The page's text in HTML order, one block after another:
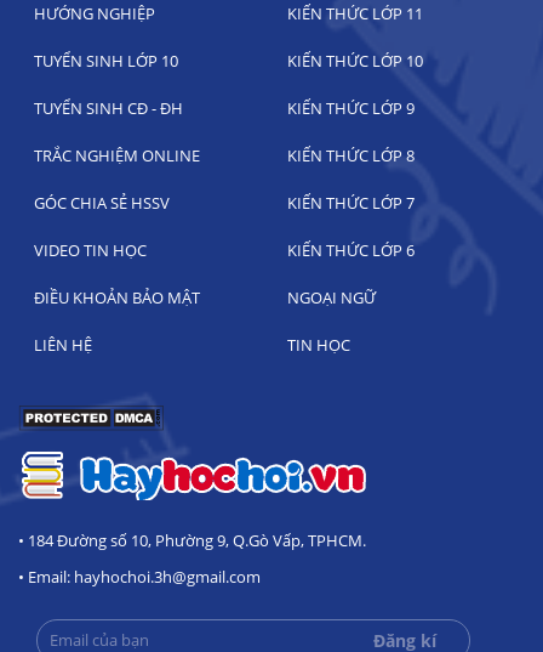
HƯỚNG NGHIỆP KIẾN THỨC LỚP 11
TUYỂN SINH LỚP 10 KIẾN THỨC LỚP 10
TUYỂN SINH CĐ - ĐH KIẾN THỨC LỚP 9
TRẮC NGHIỆM ONLINE KIẾN THỨC LỚP 8
GÓC CHIA SẺ HSSV KIẾN THỨC LỚP 7
VIDEO TIN HỌC KIẾN THỨC LỚP 6
ĐIỀU KHOẢN BẢO MẬT NGOẠI NGỮ
LIÊN HỆ TIN HỌC
• 184 Đường số 10, Phường 9, Q.Gò Vấp, TPHCM.
• Email: hayhochoi.3h@gmail.com